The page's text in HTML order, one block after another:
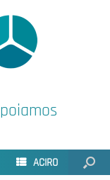
ACIRO